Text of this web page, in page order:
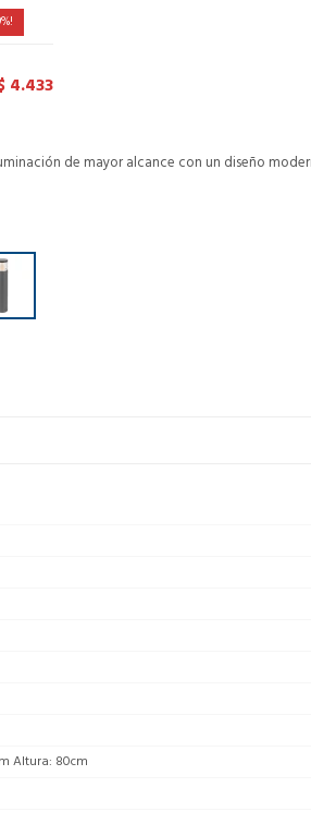
4.433
de mayor alcance con un diseño
Altura: 80cm